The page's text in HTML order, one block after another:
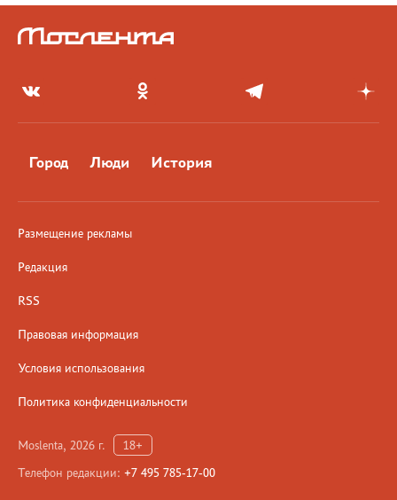
Город Люди История
Размещение рекламы
Редакция
RSS
Правовая информация
Условия использования
Политика конфиденциальности
Moslenta, 2026 г.
18+
Телефон редакции: +7 495 785-17-00